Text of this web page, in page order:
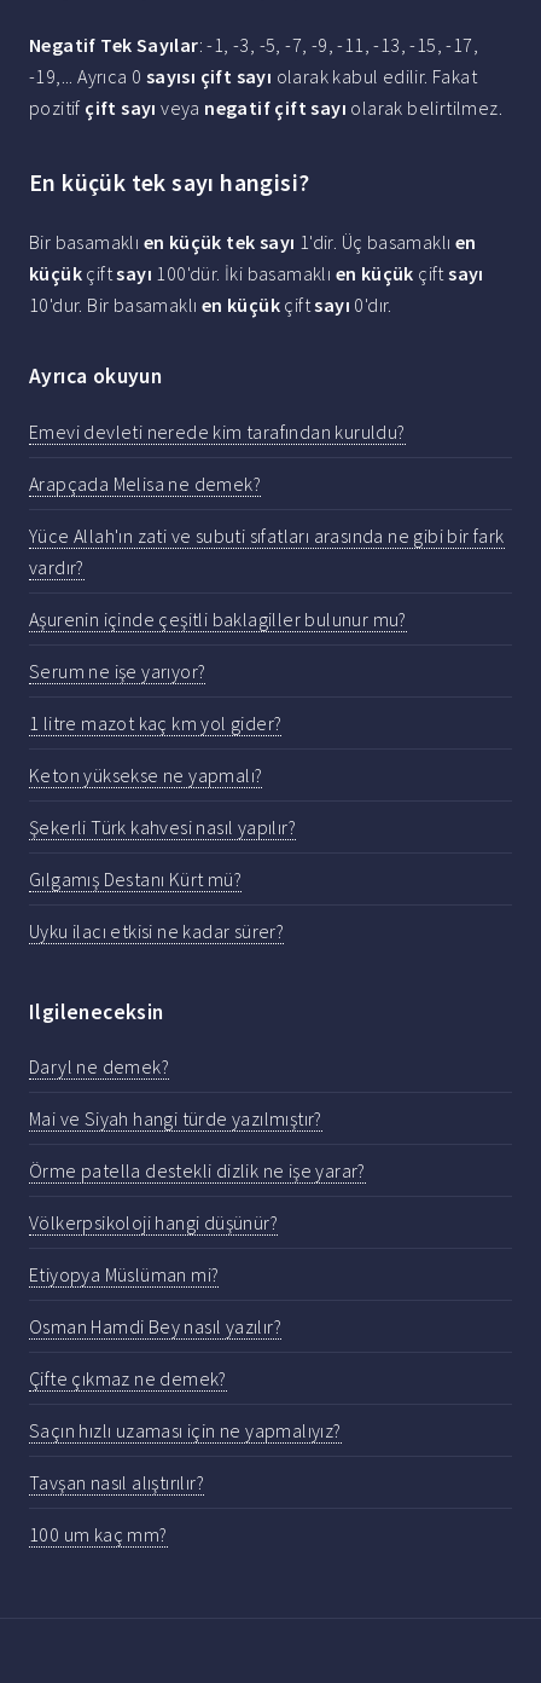
Negatif Tek Sayılar: -1, -3, -5, -7, -9, -11, -13, -15, -17,
-19,... Ayrıca 0 sayısı çift sayı olarak kabul edilir. Fakat
pozitif çift sayı veya negatif çift sayı olarak belirtilmez.
En küçük tek sayı hangisi?
Bir basamaklı en küçük tek sayı 1'dir. Üç basamaklı en
küçük çiftsayı 100'dür. İki basamaklı en küçük çiftsayı
10'dur. Bir basamaklı en küçük çiftsayı 0'dır.
Ayrıca okuyun
Emevi devleti nerede kim tarafından kuruldu?
Arapçada Melisa ne demek?
Yüce Allah'ın zati ve subuti sıfatları arasında ne gibi bir fark
vardır?
Aşurenin içinde çeşitli baklagiller bulunur mu?
Serum ne işe yarıyor?
1 litre mazot kaç km yol gider?
Keton yüksekse ne yapmalı?
Şekerli Türk kahvesi nasıl yapılır?
Gılgamış Destanı Kürt mü?
Uyku ilacı etkisi ne kadar sürer?
Ilgileneceksin
Daryl ne demek?
Mai ve Siyah hangi türde yazılmıştır?
Örme patella destekli dizlik ne işe yarar?
Völkerpsikoloji hangi düşünür?
Etiyopya Müslüman mi?
Osman Hamdi Bey nasıl yazılır?
Çifte çıkmaz ne demek?
Saçın hızlı uzaması için ne yapmalıyız?
Tavşan nasıl alıştırılır?
100 um kaç mm?